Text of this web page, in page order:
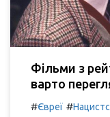
Фільми з
варто
#Євреї #